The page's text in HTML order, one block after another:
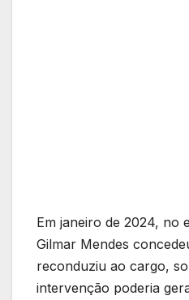
Em janeiro de 2024, no
Gilmar Mendes
reconduziu ao cargo,
intervenção poderia